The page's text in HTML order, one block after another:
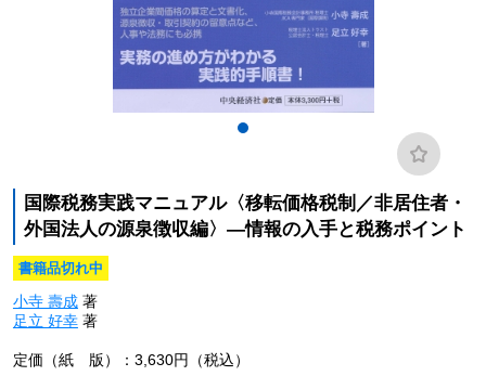
国際税務実践マニュアル〈移転価格税制／非居住者・
外国法人の源泉徴収編〉―情報の入手と税務ポイント
書籍品切れ中
小寺 壽成著
足立 好幸著
定価（紙 版）：3,630円（税込）